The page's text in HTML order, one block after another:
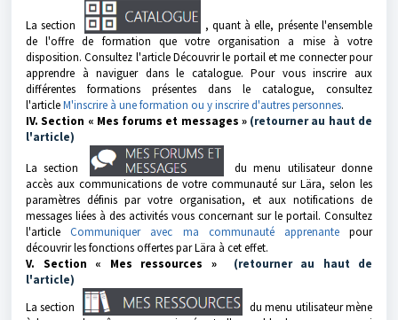
La section
, quant à elle, présente l'ensemble
de l'offre de formation que votre organisation a mise à votre
disposition. Consultez l'article Découvrir le portail et me connecter pour
apprendre à naviguer dans le catalogue. Pour vous inscrire aux
différentes formations présentes dans le catalogue, consultez
l'articleM'inscrire à une formation ou y inscrire d'autres personnes.
IV. Section « Mes forums et messages » (retourner au haut de
l'article)
La section
du menu utilisateur donne
accès aux communications de votre communauté sur Lära, selon les
paramètres définis par votre organisation, et aux notifications de
messages liées à des activités vous concernant sur le portail. Consultez
l'articleCommuniquer avec ma communauté apprenantepour
découvrir les fonctions offertes par Lära à cet effet.
V. Section « Mes ressources »
(retourner au haut de
l'article)
La section
du menu utilisateur mène